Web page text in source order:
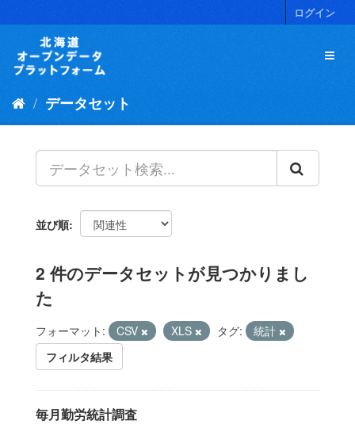
キ
ログイン
データセット
並び順
2 件のデータセットが見つかりまし
た
フォーマット: CSV XLS タグ:
統計
フィルタ結果
毎月勤労統計調査